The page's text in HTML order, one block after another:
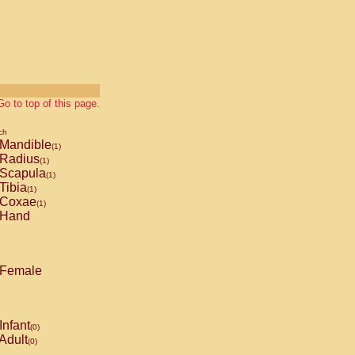
to top of this page.
Mandible(1)
Radius(1)
Scapula(1)
Tibia(1)
Coxae(1)
Hand
Female
Infant(0)
(0)